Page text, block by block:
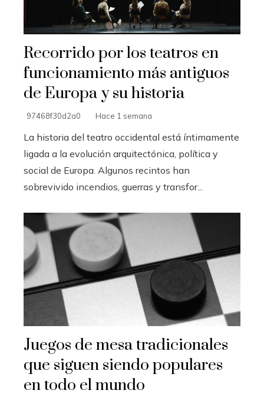
Recorrido por los teatros en
funcionamiento más antiguos
de Europa y su historia
97468f30d2a0 Hace 1 semana
La historia del teatro occidental está íntimamente
ligada a la evolución arquitectónica, política y
social de Europa. Algunos recintos han
sobrevivido incendios, guerras y transfor...
Juegos de mesa tradicionales
que siguen siendo populares
en todo el mundo